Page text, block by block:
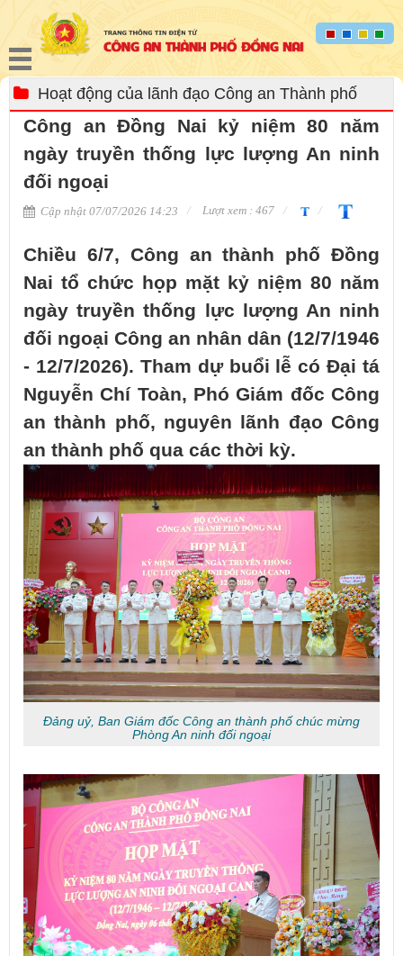
Hoạt động của lãnh đạo Công an Thành phố
Công an Đồng Nai kỷ niệm 80 năm
ngày truyền thống lực lượng An ninh
đối ngoại
Cập nhật 07/07/2026 14:23 Lượt xem : 467
Chiều 6/7, Công an thành phố Đồng
Nai tổ chức họp mặt kỷ niệm 80 năm
ngày truyền thống lực lượng An ninh
đối ngoại Công an nhân dân (12/7/1946
- 12/7/2026). Tham dự buổi lễ có Đại tá
Nguyễn Chí Toàn, Phó Giám đốc Công
an thành phố, nguyên lãnh đạo Công
an thành phố qua các thời kỳ.
Đảng uỷ, Ban Giám đốc Công an thành phố chúc mừng
Phòng An ninh đối ngoại